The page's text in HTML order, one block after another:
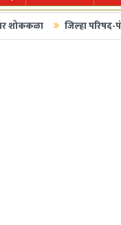
जिल्हा परिषद-पंचायत